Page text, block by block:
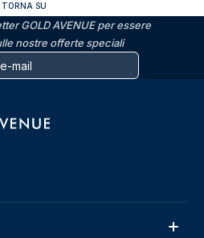
TORNA SU
GOLD AVENUE per essere
nostre offerte speciali